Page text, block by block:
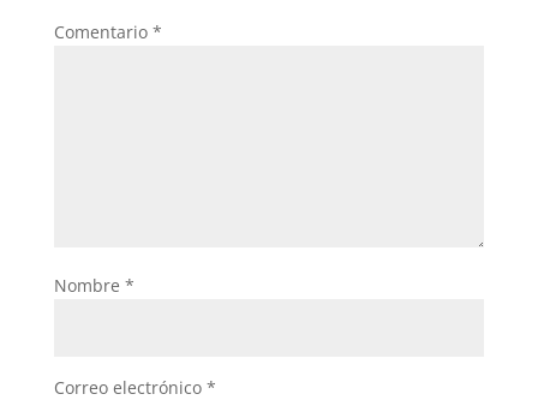
Comentario *
Nombre *
Correo electrónico *